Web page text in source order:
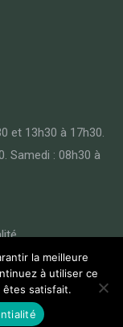
et 13h30 à 17h30.
Samedi : 08h30 à
la meilleure
à utiliser ce
satisfait.